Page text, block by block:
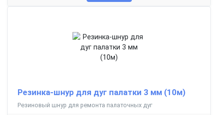
Резинка-шнур для дуг палатки 3 мм (10м)
Резиновый шнур для ремонта палаточных дуг